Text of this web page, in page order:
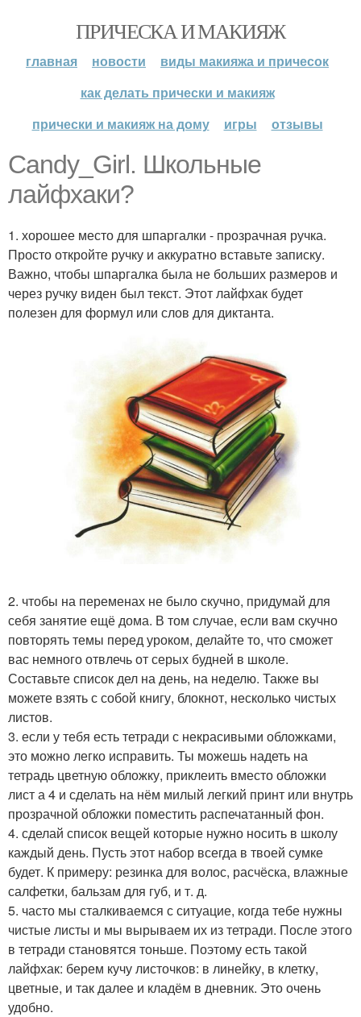
ПРИЧЕСКА И МАКИЯЖ
главная новости
виды макияжа и причесок
как делать прически и макияж
прически и макияж на дому
игры отзывы
Candy_Girl. Школьные
лайфхаки?
1. хорошее место для шпаргалки - прозрачная ручка.
Просто откройте ручку и аккуратно вставьте записку.
Важно, чтобы шпаргалка была не больших размеров и
через ручку виден был текст. Этот лайфхак будет
полезен для формул или слов для диктанта.
2. чтобы на переменах не было скучно, придумай для
себя занятие ещё дома. В том случае, если вам скучно
повторять темы перед уроком, делайте то, что сможет
вас немного отвлечь от серых будней в школе.
Составьте список дел на день, на неделю. Также вы
можете взять с собой книгу, блокнот, несколько чистых
листов.
3. если у тебя есть тетради с некрасивыми обложками,
это можно легко исправить. Ты можешь надеть на
тетрадь цветную обложку, приклеить вместо обложки
лист а 4 и сделать на нём милый легкий принт или внутрь
прозрачной обложки поместить распечатанный фон.
4. сделай список вещей которые нужно носить в школу
каждый день. Пусть этот набор всегда в твоей сумке
будет. К примеру: резинка для волос, расчёска, влажные
салфетки, бальзам для губ, и т. д.
5. часто мы сталкиваемся с ситуацие, когда тебе нужны
чистые листы и мы вырываем их из тетради. После этого
в тетради становятся тоньше. Поэтому есть такой
лайфхак: берем кучу листочков: в линейку, в клетку,
цветные, и так далее и кладём в дневник. Это очень
удобно.